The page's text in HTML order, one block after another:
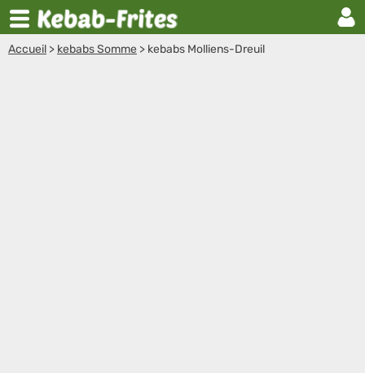
Accueil > kebabs Somme > kebabs Molliens-Dreuil